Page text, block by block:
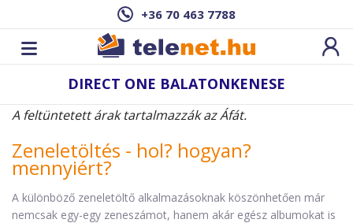
+36 70 463 7788
DIRECT ONE BALATONKENESE
A feltüntetett árak tartalmazzák az Áfát.
Zeneletöltés - hol? hogyan?
mennyiért?
A különböző zeneletöltő alkalmazásoknak köszönhetően már
nemcsak egy-egy zeneszámot, hanem akár egész albumokat is